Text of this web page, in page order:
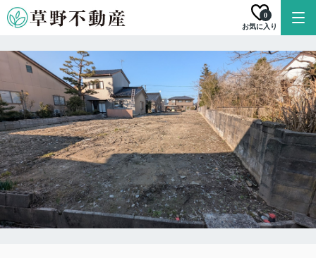
お気に入り
0